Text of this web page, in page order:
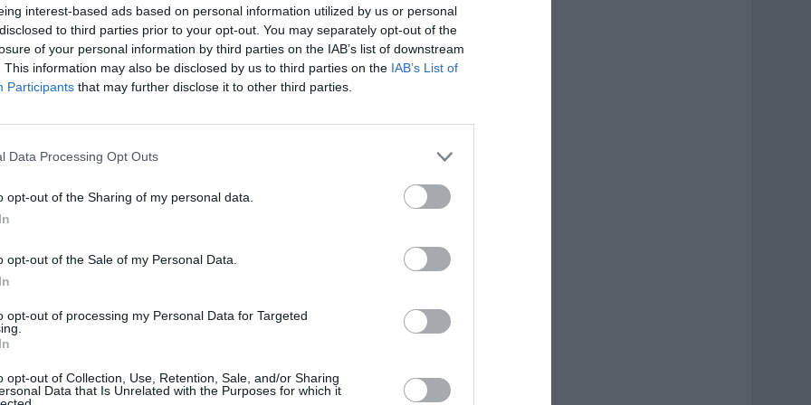
interest-based ads based on personal information utilized by us or personal
to third parties prior to your opt-out. You may separately opt-out of the
of your personal information by third parties on the IAB’s list of downstream
This information may also be disclosed by us to third parties on the IAB’s List of
Participants that may further disclose it to other third parties.
Data Processing Opt Outs
opt-out of the Sharing of my personal data.
opt-out of the Sale of my Personal Data.
opt-out of processing my Personal Data for Targeted
opt-out of Collection, Use, Retention, Sale, and/or Sharing
Data that Is Unrelated with the Purposes for which it
egal cu 146,7 miliarde
din totalul național
9,5% din produsul intern brut
datorită a două milioane și jumătate de
servicii.
(+ 32,7% în 10 ani): în total sunt 722.000
fiind în frunte, urmați îndeaproape
reprezintă aproximativ o zecime din